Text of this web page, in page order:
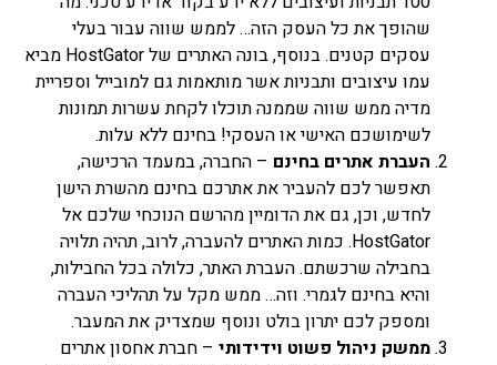
שהופך את כל העסק הזה… לממש שווה עבור בעלי
עסקים קטנים. בנוסף, בונה האתרים של HostGator מביא
עמו עיצובים ותבניות אשר מותאמות גם למובייל וספריית
מדיה ממש שווה שממנה תוכלו לקחת עשרות תמונות
לשימושכם האישי או העסקי! בחינם ללא עלות.
העברת אתרים בחינם – החברה, במעמד הרכישה,
תאפשר לכם להעביר את אתרכם בחינם מהשרת הישן
לחדש, וכן, גם את הדומיין מהרשם הנוכחי שלכם אל
HostGator. כמות האתרים להעברה, לרוב, תהיה תלויה
בחבילה שרכשתם. העברת האתר, כלולה בכל החבילות,
והיא בחינם לגמרי. וזה… ממש מקל על תהליכי העברה
ומספק לכם יתרון בולט ונוסף שמצדיק את המעבר.
ממשק ניהול פשוט וידידותי – חברת אחסון אתרים